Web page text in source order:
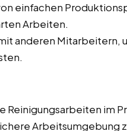
einfachen
Arbeiten.
anderen Mitarbeitern,
Reinigungsarbeiten im
Arbeitsumgebung